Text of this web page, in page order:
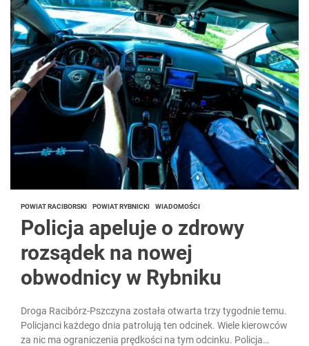
POWIAT RACIBORSKI POWIAT RYBNICKI WIADOMOŚCI
Policja apeluje o zdrowy
rozsądek na nowej
obwodnicy w Rybniku
Droga Racibórz-Pszczyna została otwarta trzy tygodnie temu.
Policjanci każdego dnia patrolują ten odcinek. Wiele kierowców
za nic ma ograniczenia prędkości na tym odcinku. Policja